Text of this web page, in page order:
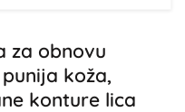
za obnovu
koža,
konture lica